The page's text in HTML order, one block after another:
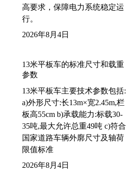
高要求，保障电力系统稳定运
行。
2026年8月4日
13米平板车的标准尺寸和载重
参数
13米平板车主要技术参数包括:
a)外形尺寸:长13m×宽2.45m,栏
板高55cm b)承载能力:标载30-
35吨,最大允许总重49吨 c)符合
国家道路车辆外廓尺寸及轴荷
限值标准
2026年8月4日